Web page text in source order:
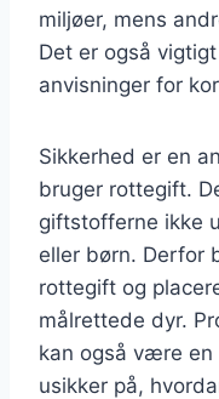
miljøer, mens
Det er også
anvisninger for
Sikkerhed er en
bruger rottegift.
giftstofferne ikke
eller børn. Derfor
rottegift og
målrettede dyr.
kan også være en
usikker på,